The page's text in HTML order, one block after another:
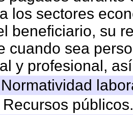
los sectores
beneficiario, su
cuando sea
y profesional,
públicos.